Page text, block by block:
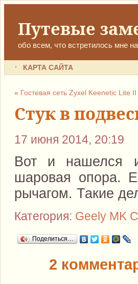
Путевые
обо всем, что встретилось мне
КАРТА САЙТА
« Гостевая сеть Zyxel Keenetic Lite II
Стук в
17 июня 2014, 20:19
Вот и нашелся
шаровая опора.
рычагом. Такие
Категория: Geely MK
Поделиться…
2